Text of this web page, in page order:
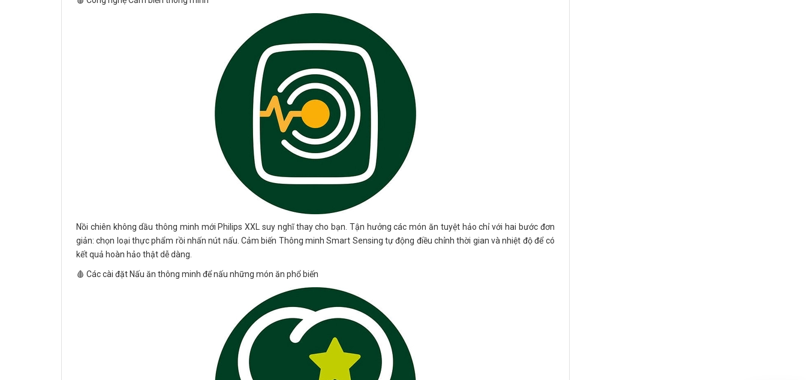
Nồi chiên không dầu thông minh mới Philips XXL suy nghĩ thay cho bạn. Tận hưởng các món ăn tuyệt hảo chỉ với hai bước đơn
giản: chọn loại thực phẩm rồi nhấn nút nấu. Cảm biến Thông minh Smart Sensing tự động điều chỉnh thời gian và nhiệt độ để có
kết quả hoàn hảo thật dễ dàng.
🩸 Các cài đặt Nấu ăn thông minh để nấu những món ăn phổ biến